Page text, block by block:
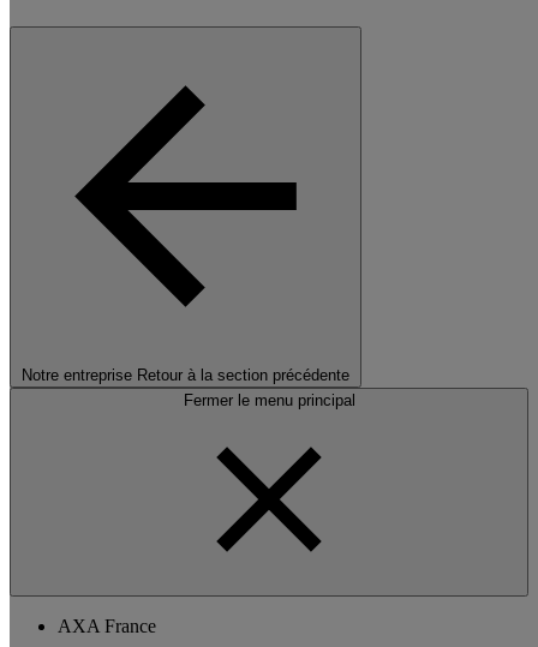
Notre entreprise Retour à la section précédente
Fermer le menu principal
AXA France